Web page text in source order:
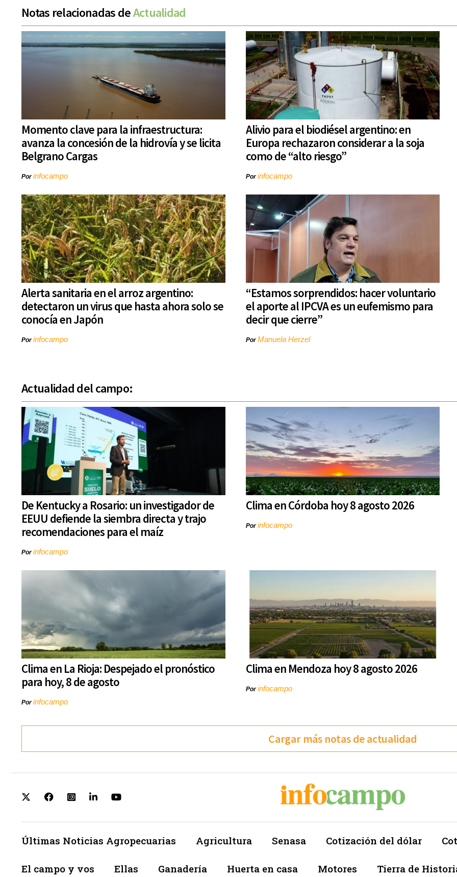
Notas relacionadas deActualidad
Momento clave para la infraestructura:
avanza la concesión de la hidrovía y se licita
Belgrano Cargas
Porinfocampo
Alivio para el biodiésel argentino: en
Europa rechazaron considerar a la soja
como de “alto riesgo”
Porinfocampo
Alerta sanitaria en el arroz argentino:
detectaron un virus que hasta ahora solo se
conocía en Japón
Porinfocampo
“Estamos sorprendidos: hacer voluntario
el aporte al IPCVA es un eufemismo para
decir que cierre”
PorManuela Herzel
Actualidad del campo:
De Kentucky a Rosario: un investigador de
EEUU defiende la siembra directa y trajo
recomendaciones para el maíz
Porinfocampo
Clima en Córdoba hoy 8 agosto 2026
Porinfocampo
Clima en La Rioja: Despejado el pronóstico
para hoy, 8 de agosto
Porinfocampo
Clima en Mendoza hoy 8 agosto 2026
Porinfocampo
Cargar más notas de actualidad
Últimas Noticias Agropecuarias Agricultura Senasa Cotización del dólar
El campo y vos Ellas Ganadería Huerta en casa Motores Tierra de